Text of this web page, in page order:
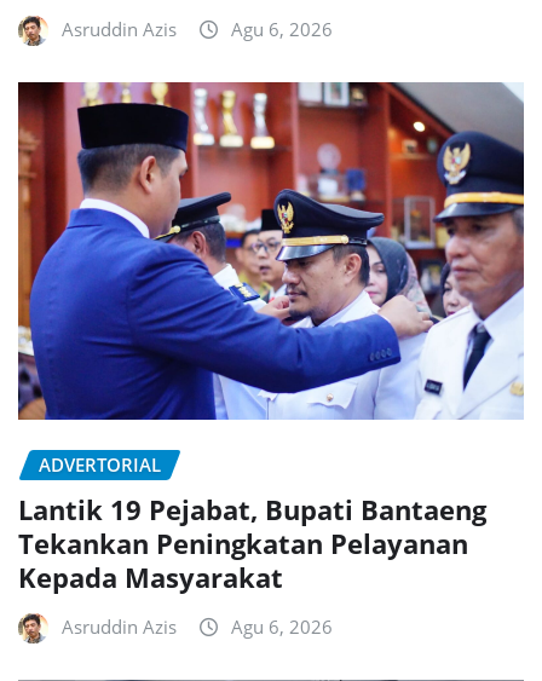
Asruddin Azis Agu 6, 2026
ADVERTORIAL
Lantik 19 Pejabat, Bupati Bantaeng
Tekankan Peningkatan Pelayanan
Kepada Masyarakat
Asruddin Azis Agu 6, 2026